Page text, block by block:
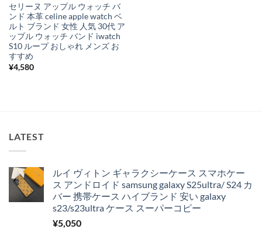
セリーヌ アップル ウォッチ バ
ンド 本革 celine apple watch ベ
ルト ブランド 女性 人気 30代 ア
ップル ウォッチ バンド iwatch
S10 ループ おしゃれ メンズ お
すすめ
¥4,580
LATEST
ルイ ヴィトン ギャラクシーケース スマホケー
ス アンドロイド samsung galaxy S25ultra/ S24 カ
バー 携帯ケース ハイブランド 安い galaxy
s23/s23ultra ケース スーパーコピー
¥5,050